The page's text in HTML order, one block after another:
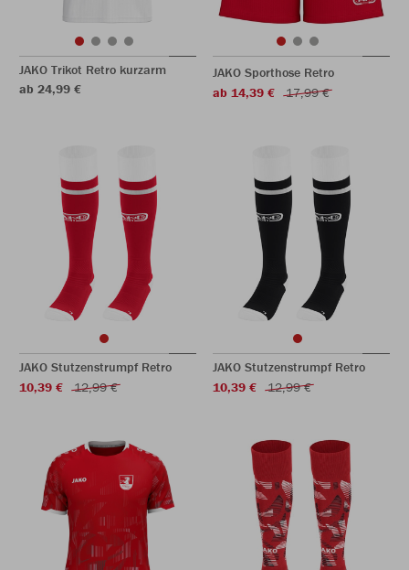
JAKO Trikot Retro kurzarm
ab 24,99 €
JAKO Sporthose Retro
ab 14,39 €
17,99 €
JAKO Stutzenstrumpf Retro
10,39 €
12,99 €
JAKO Stutzenstrumpf Retro
10,39 €
12,99 €